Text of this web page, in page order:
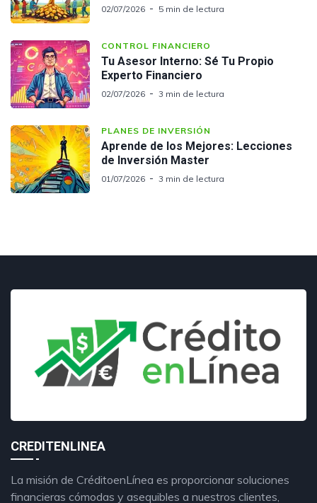
02/07/2026 5 min de lectura
CONTROL FINANCIERO
Tu Asesor Interno: Sé Tu Propio
Experto Financiero
02/07/2026 3 min de lectura
PLANES DE INVERSIÓN
Aprende de los Mejores: Lecciones
de Inversión Master
01/07/2026 3 min de lectura
CREDITENLINEA
La misión de CréditoenLínea es proporcionar soluciones
financieras cómodas y asequibles a nuestros clientes,